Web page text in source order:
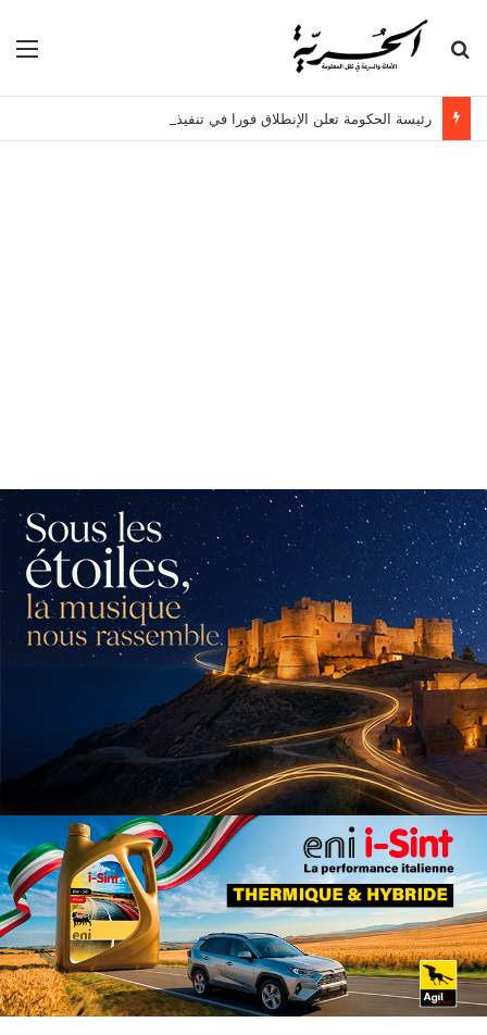
بحث عن
رئيسة الحكومة تعلن الإنطلاق فورا في تنفيذ 3 مشاريع كبرى